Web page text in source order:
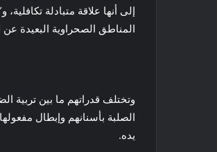
إلى أنها علاقة متبادلة
المناطق الصحراوية البعيدة
وتختلف قدراتهم ما بين تربية
الصلبة بأسنانهم وإبطال
يده.